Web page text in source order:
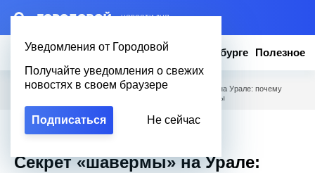
– НОВОСТИ ДНЯ
Уведомления от Городовой
Получайте уведомления о свежих
новостях в своем браузере
Подписаться Не сейчас
Новости Эксклюзив Вопросы о Петербурге Полезное
Городовой Новости Петербурга / Секрет «шавермы» на Урале: почему
петербургский сленг уехал за тысячи километров от Невы
Эксклюзив
Секрет «шавермы» на Урале: